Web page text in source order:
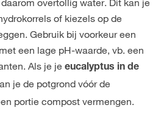
overtollig water. Dit kan je
of kiezels op de
Gebruik bij voorkeur een
een lage pH-waarde, vb. een
Als je je eucalyptus in de
je de potgrond vóór de
portie compost vermengen.